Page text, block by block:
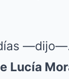
Lucía